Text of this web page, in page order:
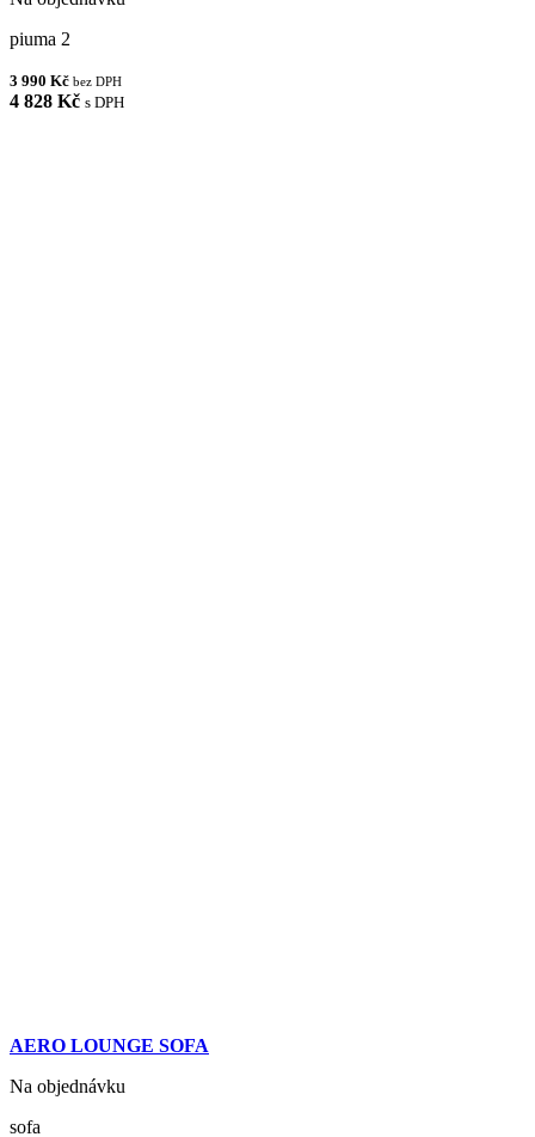
piuma 2
3 990 Kč bez DPH
4 828 Kč s DPH
AERO LOUNGE SOFA
Na objednávku
sofa